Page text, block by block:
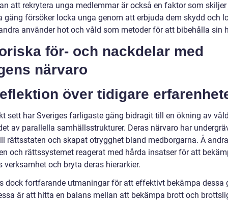
att rekrytera unga medlemmar är också en faktor som
gäng försöker locka unga genom att erbjuda dem skydd och
använder hot och våld som metoder för att bibehålla sin
för- och nackdelar med
närvaro
över tidigare
sett har Sveriges farligaste gäng bidragit till en ökning av
av parallella samhällsstrukturer. Deras närvaro har
rättsstaten och skapat otrygghet bland medborgarna. Å
och rättssystemet reagerat med hårda insatser för att
verksamhet och bryta deras hierarkier.
dock fortfarande utmaningar för att effektivt bekämpa dessa
är att hitta en balans mellan att bekämpa brott och